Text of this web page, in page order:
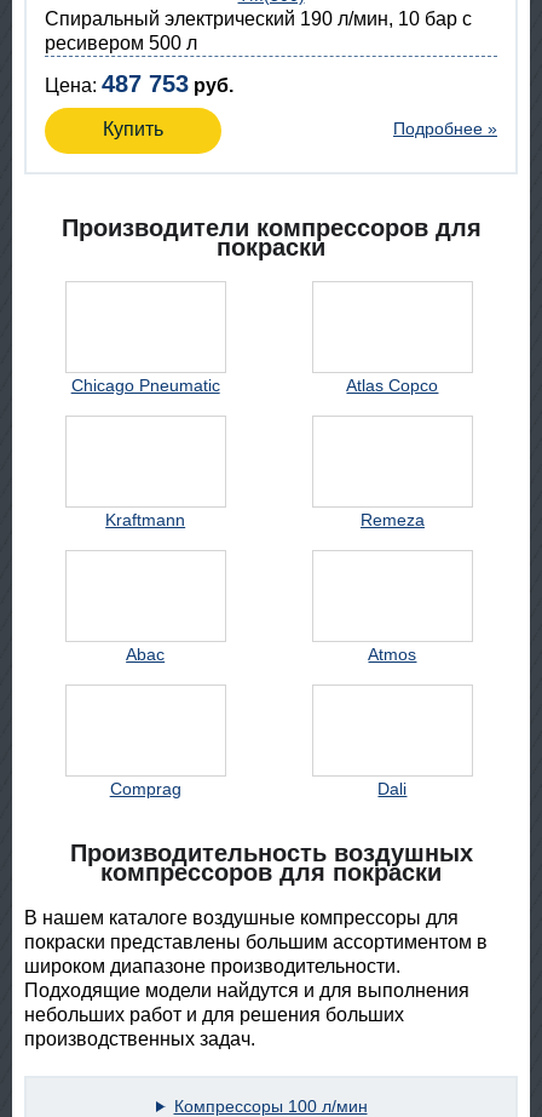
Спиральный электрический 190 л/мин, 10 бар с
ресивером 500 л
Цена: 487 753 руб.
Купить Подробнее »
Производители компрессоров для
покраски
Chicago Pneumatic Atlas Copco
Kraftmann Remeza
Abac Atmos
Comprag Dali
Производительность воздушных
компрессоров для покраски
В нашем каталоге воздушные компрессоры для
покраски представлены большим ассортиментом в
широком диапазоне производительности.
Подходящие модели найдутся и для выполнения
небольших работ и для решения больших
производственных задач.
Компрессоры 100 л/мин